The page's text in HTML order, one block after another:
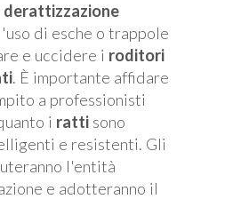
derattizzazione
di esche o trappole
e uccidere i roditori
. È importante affidare
a professionisti
i ratti sono
e resistenti. Gli
l'entità
e adotteranno il